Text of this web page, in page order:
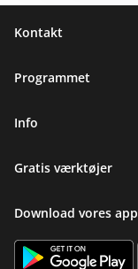
Sidefod
Kontakt
Programmet
Info
Gratis værktøjer
Download vores app